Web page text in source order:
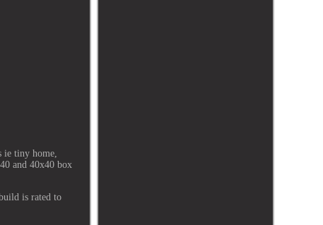
ie tiny home,
and 40x40 box
is rated to